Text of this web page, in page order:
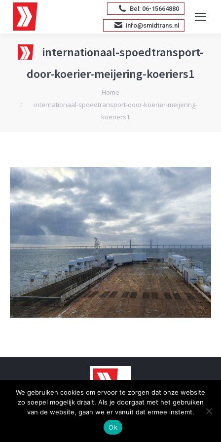
Bel: 06-15664880
info@smidtrans.nl
internationaal-spoedtransport-
door-koerier-meijering-koeriers1
Home
internationaal-spoedtransport-door-koerier-meijering-
koeriers1
© 2025 - SmidTrans - Koerier Groningen
Bottom menu
We gebruiken cookies om ervoor te zorgen dat onze website
zo soepel mogelijk draait. Als je doorgaat met het gebruiken
van de website, gaan we er vanuit dat ermee instemt.
Ok